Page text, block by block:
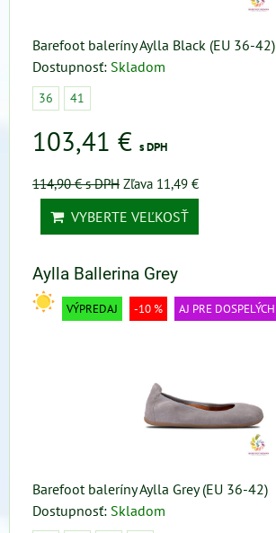
Barefoot baleríny Aylla Black (EU 36-42)
Dostupnosť: Skladom
36 41
103,41 € s DPH
114,90 €s DPH Zľava 11,49 €
VYBERTE VEĽKOSŤ
Aylla Ballerina Grey
VÝPREDAJ -10 % AJ PRE DOSPELÝCH
Barefoot baleríny Aylla Grey (EU 36-42)
Dostupnosť: Skladom